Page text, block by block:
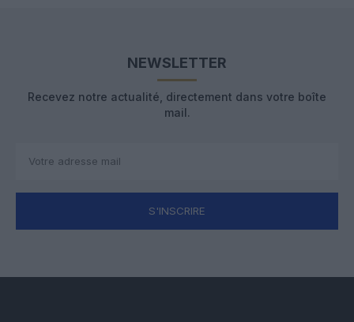
NEWSLETTER
Recevez notre actualité, directement dans votre boîte
mail.
S'INSCRIRE